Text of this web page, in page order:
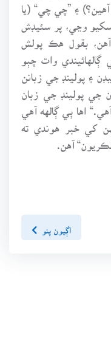
۽ ”چي چي“ (يا
وڃي، پر سئيڊش
آهن، بقول هڪ پولش
وات چٻو
۽ پولينڊ جي زبانن
جي پولينڊ جي زبان
اها ٻي ڳالهه آهي
کي خبر هوندي ته
آهن.
اڳيون پنو